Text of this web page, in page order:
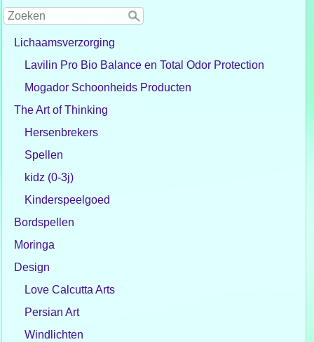
Lichaamsverzorging
Lavilin Pro Bio Balance en Total Odor Protection
Mogador Schoonheids Producten
The Art of Thinking
Hersenbrekers
Spellen
kidz (0-3j)
Kinderspeelgoed
Bordspellen
Moringa
Design
Love Calcutta Arts
Persian Art
Windlichten